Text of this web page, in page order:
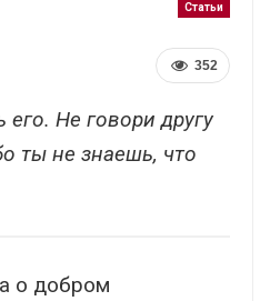
Статьи
352
Не говори другу
ты не знаешь, что
о добром